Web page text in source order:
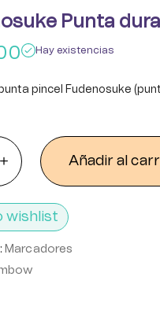
Punta
Hay existencias
pincel Fudenosuke
Añadir al
wishlist
Marcadores